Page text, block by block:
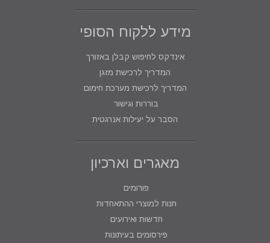
מידע ללקוח הסופי
אינדקס לחיפוש קבלן באזורך
המדריך לרכישת מזגן
המדריך לרכישת מערכת חימום
בוררות וגישור
הסבר על יעילות אנרגטית
מאגרים וארכיון
פורומים
חנות למוצרי ההתאחדות
חדשות ואירועים
פירסומים בעיתונות